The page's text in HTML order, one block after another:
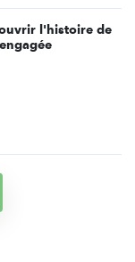
l'histoire de